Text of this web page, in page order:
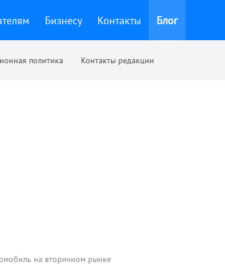
Бизнесу Контакты Блог
политика Контакты редакции
на вторичном рынке